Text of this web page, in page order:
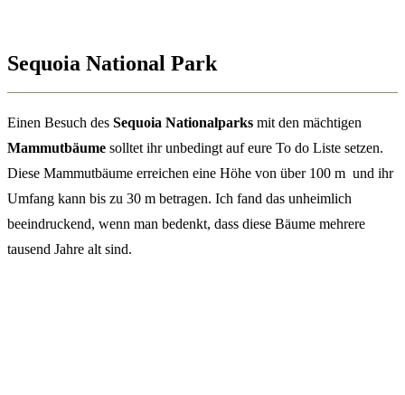
Sequoia National Park
Einen Besuch des Sequoia Nationalparks mit den mächtigen
Mammutbäume solltet ihr unbedingt auf eure To do Liste setzen.
Diese Mammutbäume erreichen eine Höhe von über 100 m und ihr
Umfang kann bis zu 30 m betragen. Ich fand das unheimlich
beeindruckend, wenn man bedenkt, dass diese Bäume mehrere
tausend Jahre alt sind.